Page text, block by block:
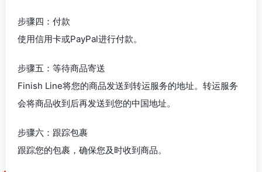
步骤四：付款
使用信用卡或PayPal进行付款。
步骤五：等待商品寄送
Finish Line将您的商品发送到转运服务的地址。转运服务
会将商品收到后再发送到您的中国地址。
步骤六：跟踪包裹
跟踪您的包裹，确保您及时收到商品。